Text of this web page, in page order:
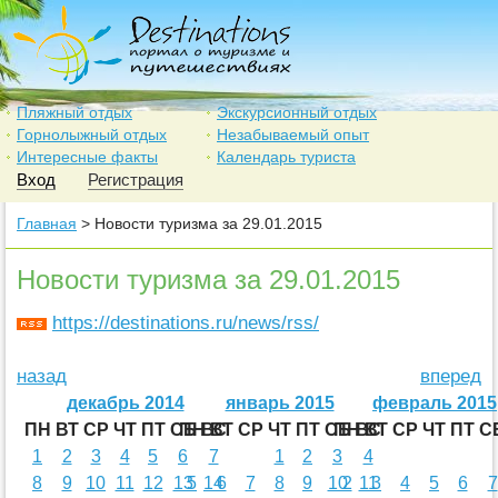
Пляжный отдых
Экскурсионный отдых
Горнолыжный отдых
Незабываемый опыт
Интересные факты
Календарь туриста
Вход Регистрация
Главная > Новости туризма за 29.01.2015
Новости туризма за 29.01.2015
https://destinations.ru/news/rss/
назад вперед
декабрь 2014
ПН ВТ СР ЧТ ПТ СБ ВС
1
2 3 4 5 6
7
8
9 10 11 12 13
14
январь 2015
ПН ВТ СР ЧТ ПТ СБ ВС
1
2 3
4
5
6 7 8 9 10
11
февраль 2015
ПН ВТ СР ЧТ ПТ
2 3 4 5 6
7